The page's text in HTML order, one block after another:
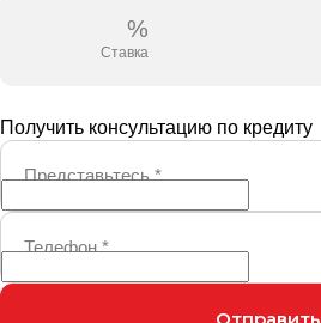
%
Ставка
Получить консультацию по кредиту
Представьтесь*
Телефон*